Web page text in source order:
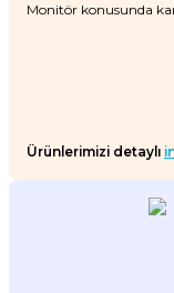
Monitör konusunda
Ürünlerimizi detaylı